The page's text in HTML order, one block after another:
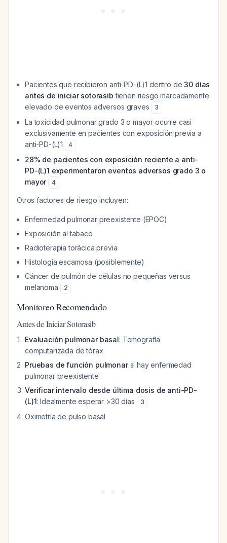
Pacientes que recibieron anti-PD-(L)1 dentro de30 días
antes de iniciar sotorasib tienen riesgo marcadamente
elevado de eventos adversos graves
3
La toxicidad pulmonar grado 3 o mayor ocurre casi
exclusivamente en pacientes con exposición previa a
anti-PD-(L)1
4
28% de pacientes con exposición reciente a anti-
PD-(L)1 experimentaron eventos adversos grado 3 o
mayor
4
Otros factores de riesgo incluyen:
Enfermedad pulmonar preexistente (EPOC)
Exposición al tabaco
Radioterapia torácica previa
Histología escamosa (posiblemente)
Cáncer de pulmón de células no pequeñas versus
melanoma
2
Monitoreo Recomendado
Antes de Iniciar Sotorasib
Evaluación pulmonar basal: Tomografía
computarizada de tórax
Pruebas de función pulmonarsi hay enfermedad
pulmonar preexistente
Verificar intervalo desde última dosis de anti-PD-
(L)1: Idealmente esperar >30 días 3
Oximetría de pulso basal